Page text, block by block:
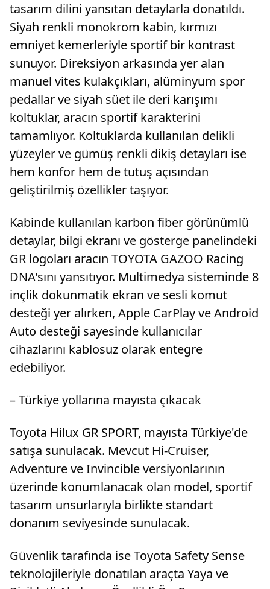
tasarım dilini yansıtan detaylarla donatıldı.
Siyah renkli monokrom kabin, kırmızı
emniyet kemerleriyle sportif bir kontrast
sunuyor. Direksiyon arkasında yer alan
manuel vites kulakçıkları, alüminyum spor
pedallar ve siyah süet ile deri karışımı
koltuklar, aracın sportif karakterini
tamamlıyor. Koltuklarda kullanılan delikli
yüzeyler ve gümüş renkli dikiş detayları ise
hem konfor hem de tutuş açısından
geliştirilmiş özellikler taşıyor.
Kabinde kullanılan karbon fiber görünümlü
detaylar, bilgi ekranı ve gösterge panelindeki
GR logoları aracın TOYOTA GAZOO Racing
DNA'sını yansıtıyor. Multimedya sisteminde 8
inçlik dokunmatik ekran ve sesli komut
desteği yer alırken, Apple CarPlay ve Android
Auto desteği sayesinde kullanıcılar
cihazlarını kablosuz olarak entegre
edebiliyor.
– Türkiye yollarına mayısta çıkacak
Toyota Hilux GR SPORT, mayısta Türkiye'de
satışa sunulacak. Mevcut Hi-Cruiser,
Adventure ve Invincible versiyonlarının
üzerinde konumlanacak olan model, sportif
tasarım unsurlarıyla birlikte standart
donanım seviyesinde sunulacak.
Güvenlik tarafında ise Toyota Safety Sense
teknolojileriyle donatılan araçta Yaya ve